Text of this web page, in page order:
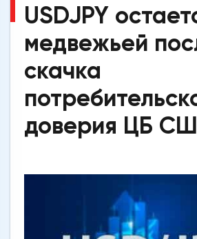
USDJPY
медвежьей
скачка
доверия ЦБ